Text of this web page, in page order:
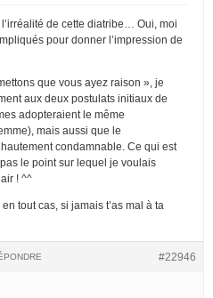
de cette diatribe… Oui, moi
pour donner l’impression de
que vous ayez raison », je
aux deux postulats initiaux de
adopteraient le même
mais aussi que le
condamnable. Ce qui est
le point sur lequel je voulais
! ^^
tout cas, si jamais t’as mal à ta
#22946